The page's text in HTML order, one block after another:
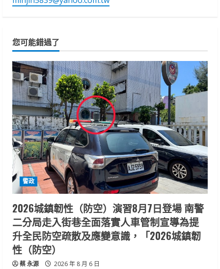
您可能錯過了
警政
2026城鎮韌性（防空）演習8月7日登場 南警
二分局走入街巷全面落實人車管制宣導為提
升全民防空疏散及應變意識，「2026城鎮韌
性（防空）
蔡 永源 2026 年 8 月 6 日